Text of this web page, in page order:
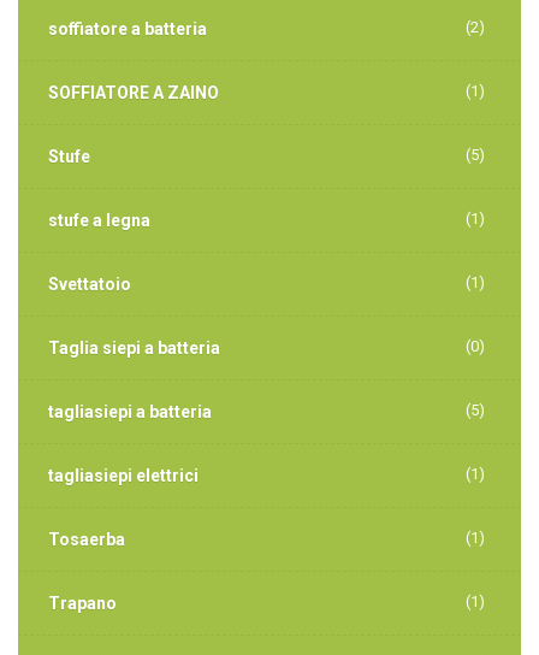
soffiatore a batteria (2)
SOFFIATORE A ZAINO (1)
Stufe (5)
stufe a legna (1)
Svettatoio (1)
Taglia siepi a batteria (0)
tagliasiepi a batteria (5)
tagliasiepi elettrici (1)
Tosaerba (1)
Trapano (1)